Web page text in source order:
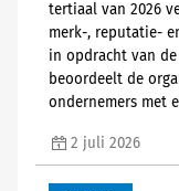
tertiaal van 2026
merk-, reputatie-
in opdracht van
beoordeelt de
ondernemers met
2 juli 2026